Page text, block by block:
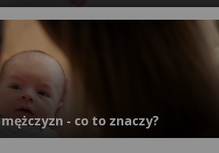
- co to znaczy?